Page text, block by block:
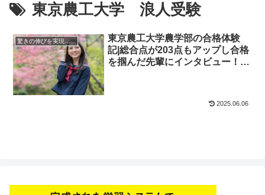
東京農工大学 浪人受験
驚きの伸びを実現｜先輩列伝
東京農工大学農学部の合格体験
記|総合点が203点もアップし合格
を掴んだ先輩にインタビュー！大
2025.06.06